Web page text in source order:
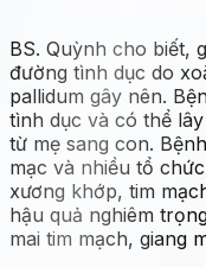
BS. Quỳnh cho biết,
đường tình dục do
pallidum gây nên.
tình dục và có thể
từ mẹ sang con.
mạc và nhiều tổ
xương khớp, tim
hậu quả nghiêm
mai tim mạch, giang